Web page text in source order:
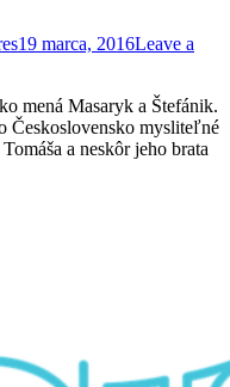
19 marca, 2016Leave a
mená Masaryk a Štefánik.
Československo mysliteľné
a neskôr jeho brata